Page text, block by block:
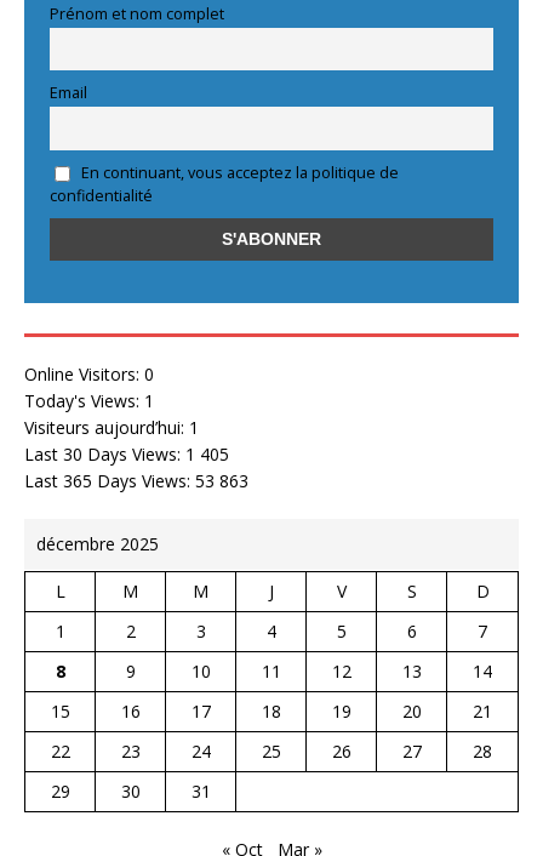
Prénom et nom complet
Email
En continuant, vous acceptez la politique de
confidentialité
Online Visitors: 0
Today's Views: 1
Visiteurs aujourd’hui: 1
Last 30 Days Views: 1 405
Last 365 Days Views: 53 863
décembre 2025
L M M J V S
D
1
2 3 4 5 6
7
8
9 10 11 12 13
14
15
16 17 18 19 20
21
22
23 24 25 26 27
28
29
30 31
« Oct Mar »